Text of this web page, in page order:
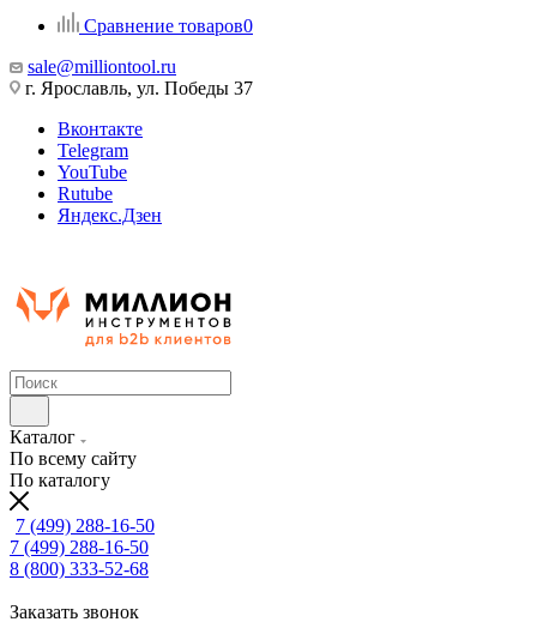
Сравнение товаров0
sale@milliontool.ru
г. Ярославль, ул. Победы 37
Вконтакте
Telegram
YouTube
Rutube
Яндекс.Дзен
Каталог
По всему сайту
По каталогу
7 (499) 288-16-50
7 (499) 288-16-50
8 (800) 333-52-68
Заказать звонок